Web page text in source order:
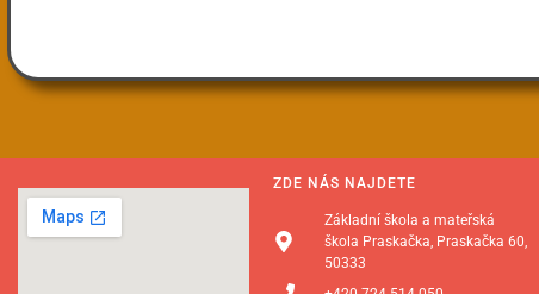
ZDE NÁS NAJDETE
Základní škola a mateřská
škola Praskačka, Praskačka 60,
50333